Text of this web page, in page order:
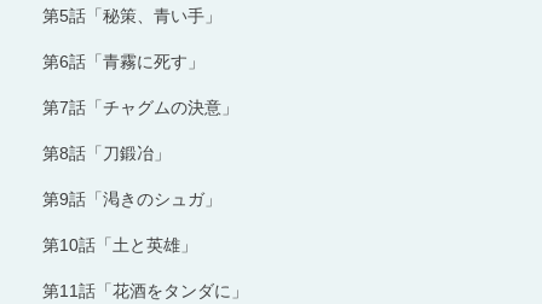
第5話「秘策、青い手」
第6話「青霧に死す」
第7話「チャグムの決意」
第8話「刀鍛冶」
第9話「渇きのシュガ」
第10話「土と英雄」
第11話「花酒をタンダに」